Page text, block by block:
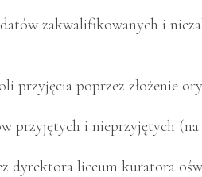
zakwalifikowanych i
przyjęcia poprzez złożenie
przyjętych i nieprzyjętych (na
dyrektora liceum kuratora